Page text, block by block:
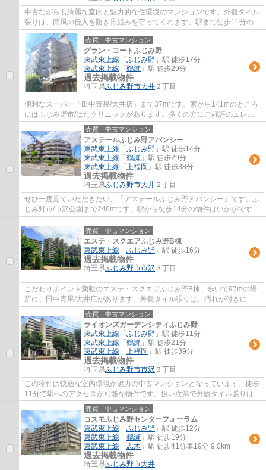
中古ながらも綺麗な室内と魅力的な住環境のマンションです。外観タイル
張りは、雨風の侵入を防ぎ骨組みを守ってくれます。駅まで徒歩11分の物
件です。エレベーター付きの物件はもはや...
売買｜中古マンション
グラン・コートふじみ野
東武東上線 「 ふじみ野 」駅 徒歩17分
東武東上線 「 鶴瀬 」駅 徒歩29分
過去掲載物件
埼玉県ふじみ野市大井 ２丁目
便利なスーパー「田中青果/大井店」まで37mです。家から141mのところ
にはふじみ野市/はたクリニックがあります。多くの方にご好評のエレベ
ーター付き物件はこちらです。多くの方に好評...
売買｜中古マンション
アステールふじみ野アバンシー
東武東上線 「 ふじみ野 」駅 徒歩14分
東武東上線 「 鶴瀬 」駅 徒歩29分
東武東上線 「 上福岡 」駅 徒歩38分
過去掲載物件
埼玉県ふじみ野市大井 ２丁目
ぜひ一度見ていただきたい、「アステールふじみ野アバンシー」です。ふ
じみ野市/市沢公園まで246mです。駅から徒歩14分の物件はいかがです
か。住んでいて心地の良い中古マンションで魅...
売買｜中古マンション
エステ・スクエアふじみ野B棟
東武東上線 「 ふじみ野 」駅 徒歩16分
過去掲載物件
埼玉県ふじみ野市市沢 ３丁目
こだわりポイント満載のエステ・スクエアふじみ野B棟。歩いて97mの場
所に、田中青果/大井店があります。外観タイル張りは、汚れが付きにく
いのでいつまでも綺麗です。多くの方にとって...
売買｜中古マンション
ライオンズガーデンシティふじみ野
東武東上線 「 ふじみ野 」駅 徒歩11分
東武東上線 「 鶴瀬 」駅 徒歩21分
東武東上線 「 上福岡 」駅 徒歩39分
過去掲載物件
埼玉県ふじみ野市市沢 ３丁目
この物件は快適な室内環境が魅力の中古マンションとなっています。徒歩
11分で駅へのアクセスが可能な物件です。扱い次第で外観タイル張りは、
メンテナンスフリーとなります。エレベー...
売買｜中古マンション
コスモふじみ野センターフォーラム
東武東上線 「 ふじみ野 」駅 徒歩12分
東武東上線 「 鶴瀬 」駅 徒歩19分
東武東上線 「 志木 」駅 徒歩41分車19分 9.0km
過去掲載物件
埼玉県ふじみ野市大井